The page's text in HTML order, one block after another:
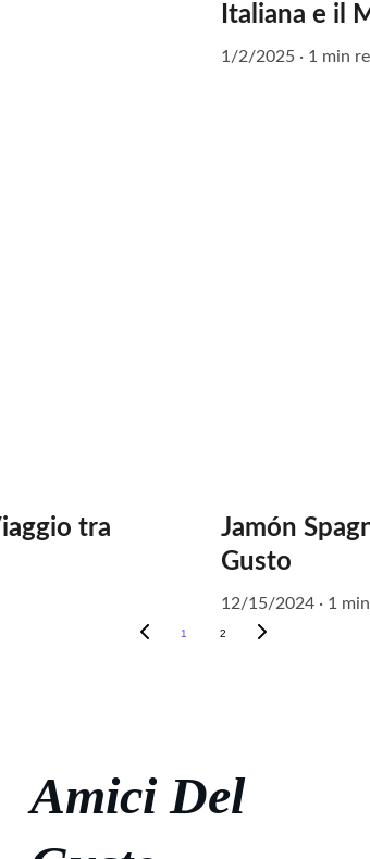
Italiana e il
1/2/2025 1 min
tra
Jamón
Gusto
12/15/2024 1
1 2
Amici Del